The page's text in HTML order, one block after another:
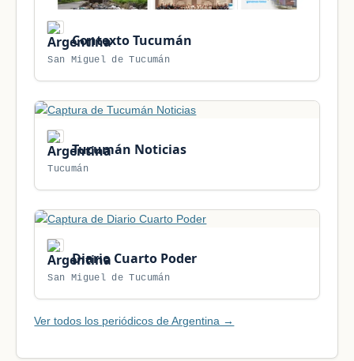
Contexto Tucumán
San Miguel de Tucumán
Tucumán Noticias
Tucumán
Diario Cuarto Poder
San Miguel de Tucumán
Ver todos los periódicos de Argentina →